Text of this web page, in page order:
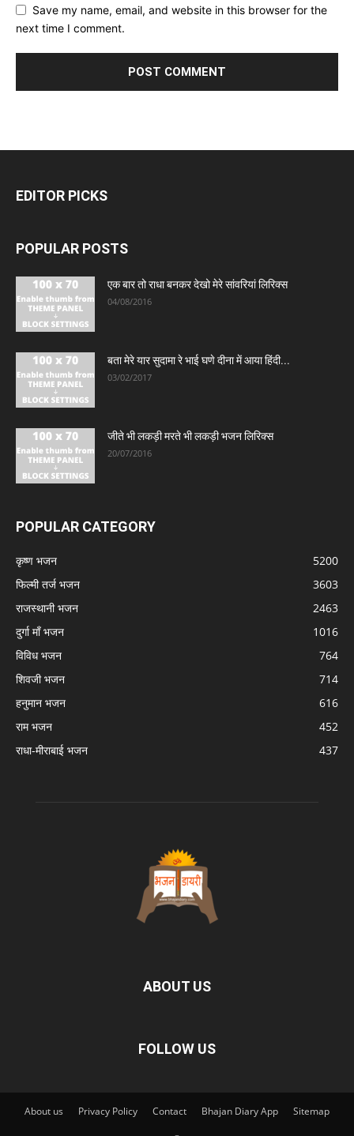
Save my name, email, and website in this browser for the
next time I comment.
EDITOR PICKS
POPULAR POSTS
एक बार तो राधा बनकर देखो मेरे सांवरियां लिरिक्स
04/08/2016
बता मेरे यार सुदामा रे भाई घणे दीना में आया हिंदी...
03/02/2017
जीते भी लकड़ी मरते भी लकड़ी भजन लिरिक्स
20/07/2016
POPULAR CATEGORY
कृष्ण भजन
5200
फिल्मी तर्ज भजन
3603
राजस्थानी भजन
2463
दुर्गा माँ भजन
1016
विविध भजन
764
शिवजी भजन
714
हनुमान भजन
616
राम भजन
452
राधा-मीराबाई भजन
437
ABOUT US
FOLLOW US
About us Privacy Policy Contact Bhajan Diary App Sitemap